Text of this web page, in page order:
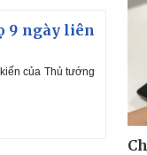
9 ngày liên
của Thủ tướng